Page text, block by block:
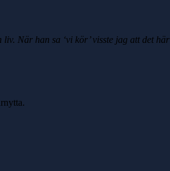
När han sa ‘vi kör’ visste jag att det här